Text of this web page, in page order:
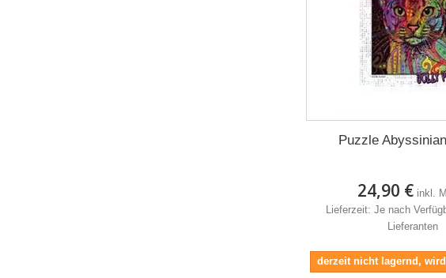
Puzzle
24,90 € inkl.
Lieferzeit: Je nach
Lieferanten
derzeit nicht lagernd,